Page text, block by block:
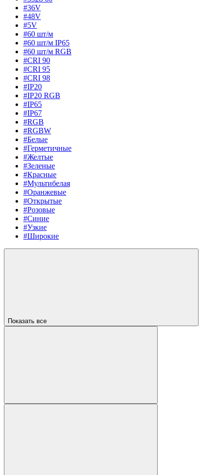
#36V
#48V
#5V
#60 шт/м
#60 шт/м IP65
#60 шт/м RGB
#CRI 90
#CRI 95
#CRI 98
#IP20
#IP20 RGB
#IP65
#IP67
#RGB
#RGBW
#Белые
#Герметичные
#Желтые
#Зеленые
#Красные
#Мультибелая
#Оранжевые
#Открытые
#Розовые
#Синие
#Узкие
#Широкие
Показать все